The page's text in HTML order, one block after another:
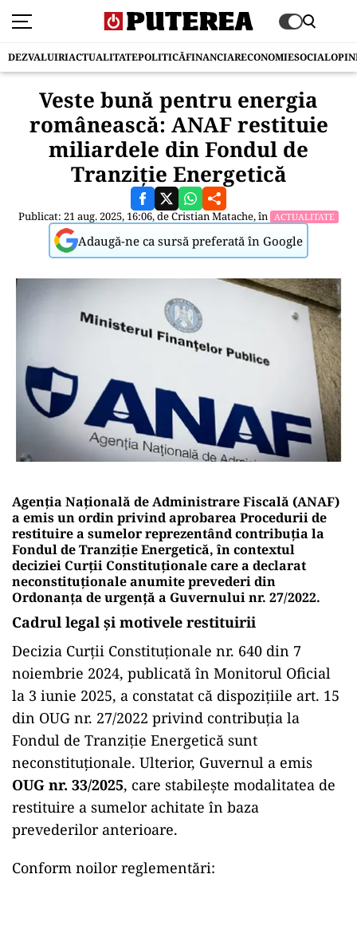
DEZVALUIRIACTUALITATEPOLITICĂFINANCIARECONOMIESOCIAL
Veste bună pentru energia
românească: ANAF restituie
miliardele din Fondul de
Tranziție Energetică
Publicat: 21 aug. 2025, 16:06, deCristian Matache, în ACTUALITATE
Adaugă-ne ca sursă preferată în Google
Agenția Națională de Administrare Fiscală (ANAF)
a emis un ordin privind aprobarea Procedurii de
restituire a sumelor reprezentând contribuția la
Fondul de Tranziție Energetică, în contextul
deciziei Curții Constituționale care a declarat
neconstituționale anumite prevederi din
Ordonanța de urgență a Guvernului nr. 27/2022.
Cadrul legal și motivele restituirii
Decizia Curții Constituționale nr. 640 din 7
noiembrie 2024, publicată în Monitorul Oficial
la 3 iunie 2025, a constatat că dispozițiile art. 15
din OUG nr. 27/2022 privind contribuția la
Fondul de Tranziție Energetică sunt
neconstituționale. Ulterior, Guvernul a emis
OUG nr. 33/2025, care stabilește modalitatea de
restituire a sumelor achitate în baza
prevederilor anterioare.
Conform noilor reglementări: